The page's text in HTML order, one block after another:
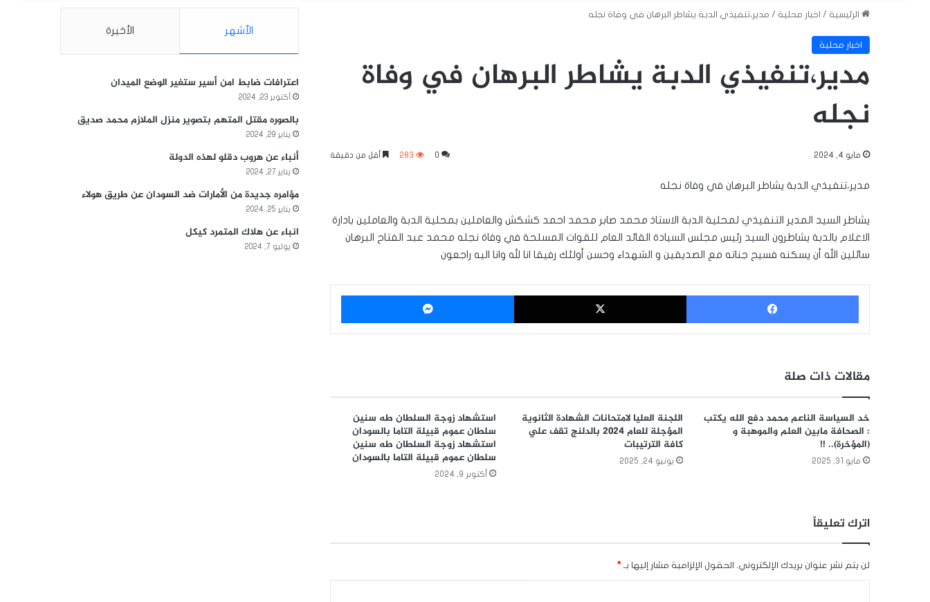
الرئيسية / اخبار محلية / مدير،تنفيذي الدبة يشاطر البرهان في وفاة نجله
اخبار محلية
مدير،تنفيذي الدبة يشاطر البرهان في وفاة
نجله
مايو 4, 2024 0
283 أقل من دقيقة
مدير،تنفيذي الدبة يشاطر البرهان في وفاة نجله
يشاطر السيد المدير التنفيذي لمحلية الدبة الاستاذ محمد صابر محمد احمد كشكش والعاملين بمحلية الدبة والعاملين بادارة
الاعلام بالدبة يشاطرون السيد رئيس مجلس السيادة القائد العام للقوات المسلحة في وفاة نجله محمد عبد الفتاح البرهان
سائلين الله أن يسكنه فسيح جناته مع الصديقين و الشهداء وحسن أولئك رفيقا انا لله وانا اليه راجعون
فيسبوك ‫X
مقالات ذات صلة
خد السياسة الناعم محمد دفع الله يكتب
: الصحافة مابين العلم والموهبة و
(المؤخرة).. !!
مايو 31, 2025
اللجنة العليا لامتحانات الشهادة الثانوية
المؤجلة للعام ٢٠٢٤ بالدلنج تقف علي
كافة الترتيبات
يونيو 24, 2025
استشهاد زوجة السلطان طه سنين
سلطان عموم قبيلة التاما بالسودان
استشهاد زوجة السلطان طه سنين
سلطان عموم قبيلة التاما بالسودان
أكتوبر 9, 2024
اترك تعليقاً
لن يتم نشر عنوان بريدك الإلكتروني. الحقول الإلزامية مشار إليها بـ *
الأشهر الأخيرة
اعترافات ضابط امن أسير ستغير الوضع الميدان
أكتوبر 23, 2024
بالصوره مقتل المتهم بتصوير منزل الملازم محمد صديق
يناير 29, 2024
أنباء عن هروب دقلو لهذه الدولة
يناير 27, 2024
مؤامره جديدة من الأمارات ضد السودان عن طريق هولاء
يناير 25, 2024
انباء عن هلاك المتمرد كيكل
يوليو 7, 2024